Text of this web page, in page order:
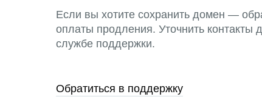
Если вы хотите сохранить домен —
оплаты продления. Уточнить контакты
службе поддержки.
Обратиться в поддержку